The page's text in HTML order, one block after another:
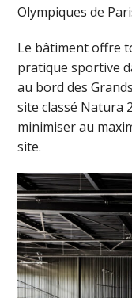
Olympiques de
Le bâtiment offre
pratique sportive
au bord des
site classé Natura
minimiser au
site.